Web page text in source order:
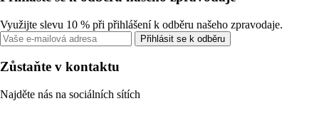
Využijte slevu 10 % při přihlášení k odběru našeho zpravodaje.
Přihlásit se k odběru
Zůstaňte v kontaktu
Najděte nás na sociálních sítích